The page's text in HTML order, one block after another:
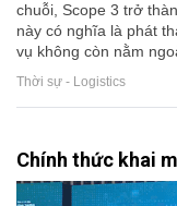
chuỗi, Scope 3 trở
này có nghĩa là phát
vụ không còn nằm
Thời sự - Logistics
Chính thức khai